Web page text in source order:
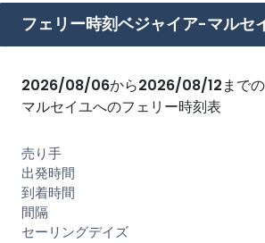
フェリー時刻ベジャイア-マルセ
2026/08/06から2026/08/12まで
マルセイユへのフェリー時刻表